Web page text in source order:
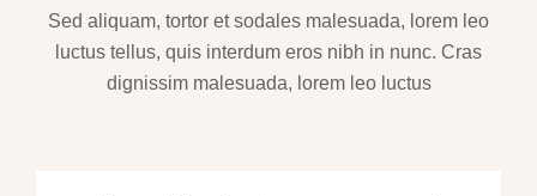
Sed aliquam, tortor et sodales malesuada, lorem leo
luctus tellus, quis interdum eros nibh in nunc. Cras
dignissim malesuada, lorem leo luctus